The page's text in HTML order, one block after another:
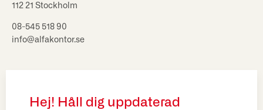
112 21 Stockholm
08-545 518 90
info@alfakontor.se
Hej! Håll dig uppdaterad